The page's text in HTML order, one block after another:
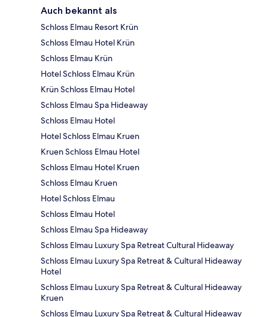
Auch bekannt als
Schloss Elmau Resort Krün
Schloss Elmau Hotel Krün
Schloss Elmau Krün
Hotel Schloss Elmau Krün
Krün Schloss Elmau Hotel
Schloss Elmau Spa Hideaway
Schloss Elmau Hotel
Hotel Schloss Elmau Kruen
Kruen Schloss Elmau Hotel
Schloss Elmau Hotel Kruen
Schloss Elmau Kruen
Hotel Schloss Elmau
Schloss Elmau Hotel
Schloss Elmau Spa Hideaway
Schloss Elmau Luxury Spa Retreat Cultural Hideaway
Schloss Elmau Luxury Spa Retreat & Cultural Hideaway
Hotel
Schloss Elmau Luxury Spa Retreat & Cultural Hideaway
Kruen
Schloss Elmau Luxury Spa Retreat & Cultural Hideaway